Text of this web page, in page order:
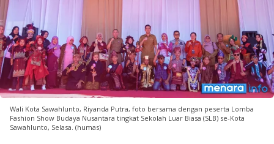
Wali Kota Sawahlunto, Riyanda Putra, foto bersama dengan peserta Lomba
Fashion Show Budaya Nusantara tingkat Sekolah Luar Biasa (SLB) se-Kota
Sawahlunto, Selasa. (humas)